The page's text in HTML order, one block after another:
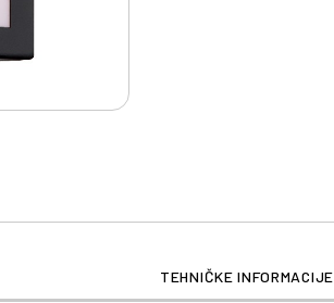
TEHNIČKE INFORMACIJE